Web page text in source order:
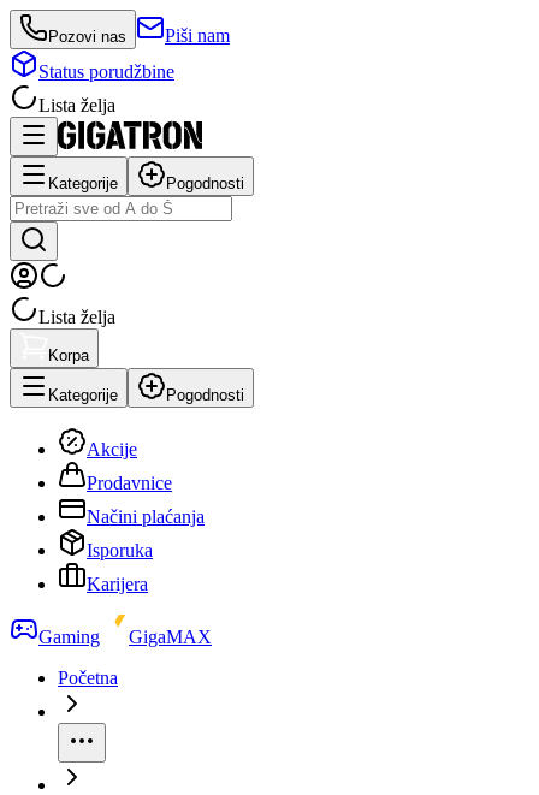
Pozovi nas
Piši nam
Status porudžbine
Lista želja
Kategorije Pogodnosti
Lista želja
Korpa
Kategorije Pogodnosti
Akcije
Prodavnice
Načini plaćanja
Isporuka
Karijera
Gaming
GigaMAX
Početna